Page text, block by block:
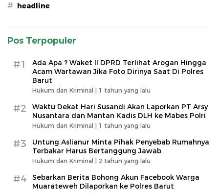
# headline
Pos Terpopuler
#1
Ada Apa ? Waket ll DPRD Terlihat Arogan Hingga
Acam Wartawan Jika Foto Dirinya Saat Di Polres
Barut
Hukum dan Kriminal | 1 tahun yang lalu
#2
Waktu Dekat Hari Susandi Akan Laporkan PT Arsy
Nusantara dan Mantan Kadis DLH ke Mabes Polri
Hukum dan Kriminal | 1 tahun yang lalu
#3
Untung Aslianur Minta Pihak Penyebab Rumahnya
Terbakar Harus Bertanggung Jawab
Hukum dan Kriminal | 2 tahun yang lalu
#4
Sebarkan Berita Bohong Akun Facebook Warga
Muarateweh Dilaporkan ke Polres Barut